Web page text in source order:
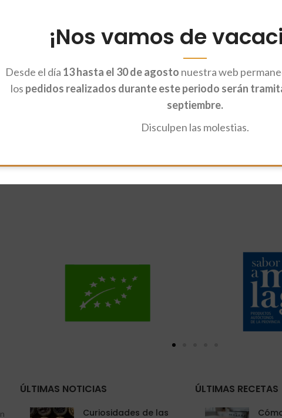
¡Nos vamos de
Desde el día 13 hasta el 30 de agosto nuestra web
los pedidos realizados durante este periodo serán
septiembre.
Disculpen las molestias.
| ✍ Cati
Masa madre ...
ÚLTIMAS NOTICIAS
Curiosidades de las
ÚLTIMAS RECETAS